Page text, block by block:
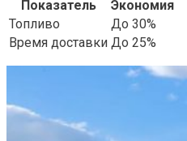
Показатель
Экономия
Топливо
До 30%
Время доставки До 25%